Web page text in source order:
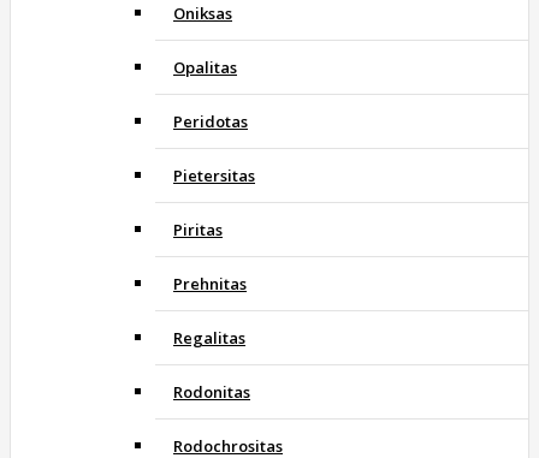
Oniksas
Opalitas
Peridotas
Pietersitas
Piritas
Prehnitas
Regalitas
Rodonitas
Rodochrositas